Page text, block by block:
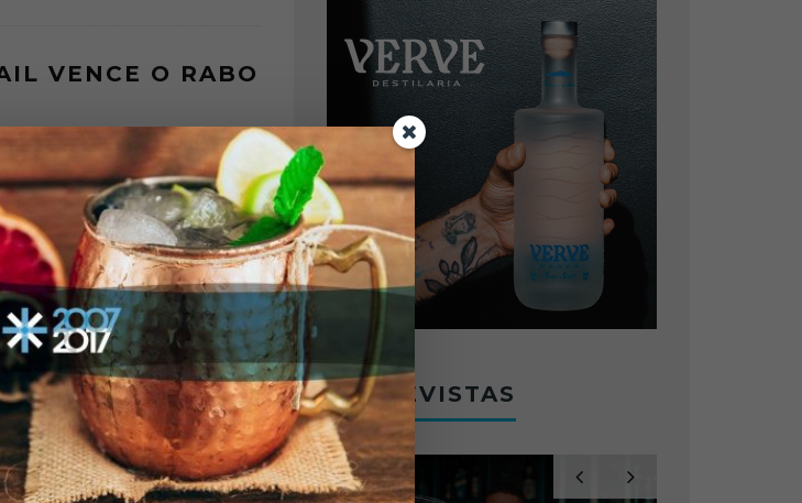
VENCE O RABO
do Rabo de Galo 2017 Rafael
em São Paulo, conquistou a primeira
WELBERT
do Esquina Mocotó Com
o bartender Rafael Welbert
ENTREVISTAS